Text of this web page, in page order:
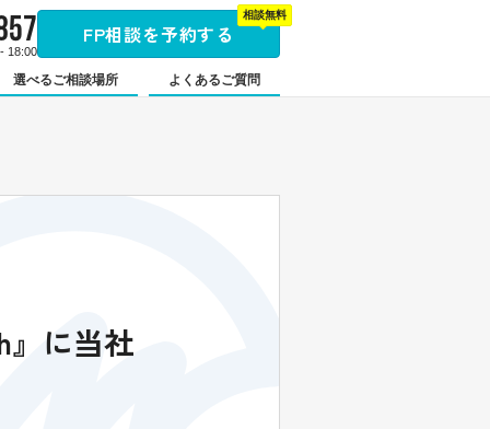
18:00
FP相談を予約する
相談無料
選べるご相談場所 よくあるご質問
』に当社